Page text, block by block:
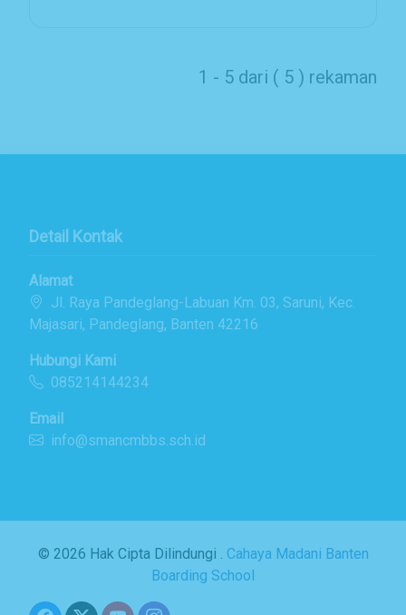
1 - 5 dari ( 5 ) rekaman
Detail Kontak
Alamat
Jl. Raya Pandeglang-Labuan Km. 03, Saruni, Kec.
Majasari, Pandeglang, Banten 42216
Hubungi Kami
085214144234
Email
info@smancmbbs.sch.id
© 2026 Hak Cipta Dilindungi . Cahaya Madani Banten
Boarding School